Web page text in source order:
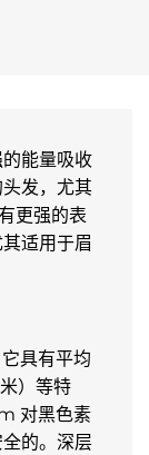
能量吸收
发，尤其
更强的表
适用于眉
具有平均
）等特
对黑色素
的。深层